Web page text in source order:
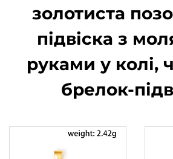
золотиста
підвіска з
руками у колі,
брелок-